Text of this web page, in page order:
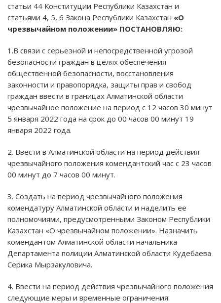
статьи 44 Конституции Республики Казахстан и
статьями 4, 5, 6 Закона Республики Казахстан «О
чрезвычайном положении» ПОСТАНОВЛЯЮ:
1.В связи с серьезной и непосредственной угрозой
безопасности граждан в целях обеспечения
общественной безопасности, восстановления
законности и правопорядка, защиты прав и свобод
граждан ввести в границах Алматинской области
чрезвычайное положение на период с 12 часов 30 минут
5 января 2022 года на срок до 00 часов 00 минут 19
января 2022 года.
2. Ввести в Алматинской области на период действия
чрезвычайного положения комендантский час с 23 часов
00 минут до 7 часов 00 минут.
3. Создать на период чрезвычайного положения
комендатуру Алматинской области и наделить ее
полномочиями, предусмотренными Законом Республики
Казахстан «О чрезвычайном положении». Назначить
комендантом Алматинской области начальника
Департамента полиции Алматинской области Кудебаева
Серика Мырзакуловича.
4. Ввести на период действия чрезвычайного положения
следующие меры и временные ограничения: